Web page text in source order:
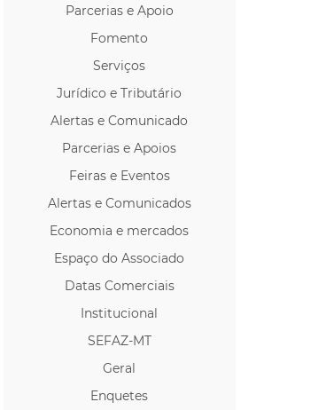
Parcerias e Apoio
Fomento
Serviços
Jurídico e Tributário
Alertas e Comunicado
Parcerias e Apoios
Feiras e Eventos
Alertas e Comunicados
Economia e mercados
Espaço do Associado
Datas Comerciais
Institucional
SEFAZ-MT
Geral
Enquetes